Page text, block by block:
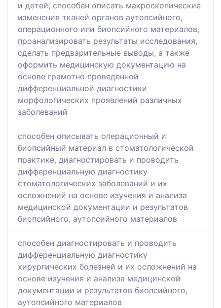
и детей, способен описать макроскопические
изменения тканей органов аутопсийного,
операционного или биопсийного материалов,
проанализировать результаты исследования,
сделать предварительные выводы, а также
оформить медицинскую документацию на
основе грамотно проведенной
дифференциальной диагностики
морфологических проявлений различных
заболеваний
способен описывать операционный и
биопсийный материал в стоматологической
практике, диагностировать и проводить
дифференциальную диагностику
стоматологических заболеваний и их
осложнений на основе изучения и анализа
медицинской документации и результатов
биопсийного, аутопсийного материалов
способен диагностировать и проводить
дифференциальную диагностику
хирургических болезней и их осложнений на
основе изучения и анализа медицинской
документации и результатов биопсийного,
аутопсийного материалов